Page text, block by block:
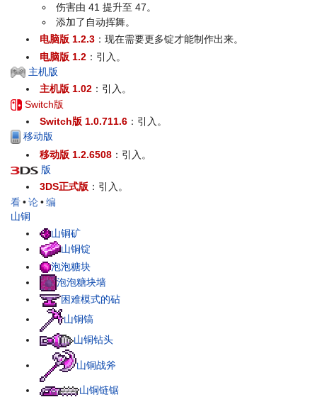
伤害由 41 提升至 47。
添加了自动挥舞。
电脑版 1.2.3 ：现在需要更多锭才能制作出来。
电脑版 1.2 ：引入。
主机版
主机版 1.02 ：引入。
Switch版
Switch版 1.0.711.6 ：引入。
移动版
移动版 1.2.6508 ：引入。
版
3DS正式版 ：引入。
看•论•编
山铜
山铜矿
山铜锭
泡泡糖块
泡泡糖块墙
困难模式的砧
山铜镐
山铜钻头
山铜战斧
山铜链锯